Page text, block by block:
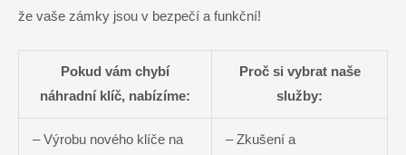
že vaše zámky⁣ jsou v bezpečí a funkční!
Pokud vám​ chybí​
náhradní klíč, nabízíme:
Proč ⁤si vybrat naše
služby:
– Výrobu nového ‍klíče na ​
– Zkušení a ​